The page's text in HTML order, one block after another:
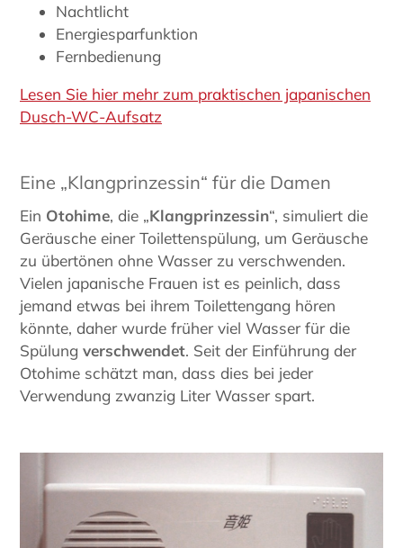
Nachtlicht
Energiesparfunktion
Fernbedienung
Lesen Sie hier mehr zum praktischen japanischen
Dusch-WC-Aufsatz
Eine „Klangprinzessin“ für die Damen
Ein Otohime, die „Klangprinzessin“, simuliert die
Geräusche einer Toilettenspülung, um Geräusche
zu übertönen ohne Wasser zu verschwenden.
Vielen japanische Frauen ist es peinlich, dass
jemand etwas bei ihrem Toilettengang hören
könnte, daher wurde früher viel Wasser für die
Spülung verschwendet. Seit der Einführung der
Otohime schätzt man, dass dies bei jeder
Verwendung zwanzig Liter Wasser spart.